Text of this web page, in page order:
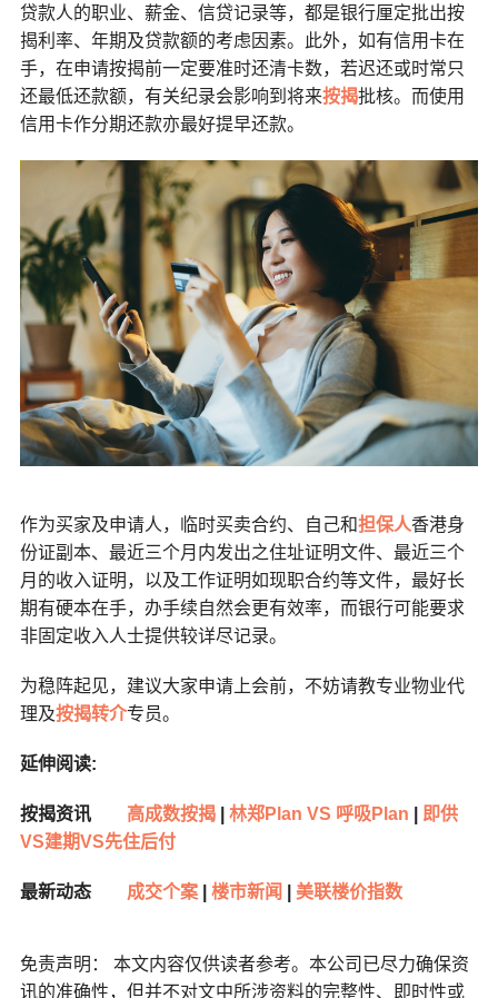
贷款人的职业、薪金、信贷记录等，都是银行厘定批出按
揭利率、年期及贷款额的考虑因素。此外，如有信用卡在
手，在申请按揭前一定要准时还清卡数，若迟还或时常只
还最低还款额，有关纪录会影响到将来按揭批核。而使用
信用卡作分期还款亦最好提早还款。
作为买家及申请人，临时买卖合约、自己和担保人香港身
份证副本、最近三个月内发出之住址证明文件、最近三个
月的收入证明，以及工作证明如现职合约等文件，最好长
期有硬本在手，办手续自然会更有效率，而银行可能要求
非固定收入人士提供较详尽记录。
为稳阵起见，建议大家申请上会前，不妨请教专业物业代
理及按揭转介专员。
延伸阅读:
按揭资讯 高成数按揭| 林郑Plan VS 呼吸Plan
即供
VS建期VS先住后付
最新动态 成交个案 楼市新闻 美联楼价指数
免责声明： 本文内容仅供读者参考。本公司已尽力确保资
讯的准确性，但并不对文中所涉资料的完整性、即时性或